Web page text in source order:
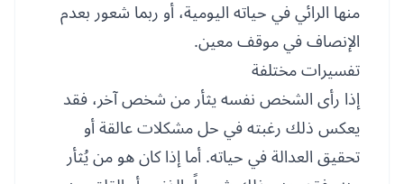
منها الرائي في حياته اليومية، أو ربما شعور بعدم
الإنصاف في موقف معين.
تفسيرات مختلفة
إذا رأى الشخص نفسه يثأر من شخص آخر، فقد
يعكس ذلك رغبته في حل مشكلات عالقة أو
تحقيق العدالة في حياته. أما إذا كان هو من يُثأر